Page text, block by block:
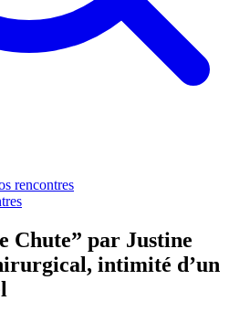
rencontres
Chute” par Justine
intimité d’un